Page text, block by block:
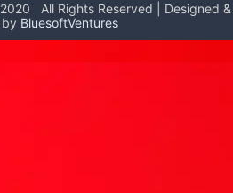
All Rights Reserved | Designed &
BluesoftVentures